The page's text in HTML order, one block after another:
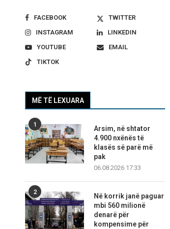
FACEBOOK
TWITTER
INSTAGRAM
LINKEDIN
YOUTUBE
EMAIL
TIKTOK
MË TË LEXUARA
1
Arsim, në shtator
4.900 nxënës të
klasës së parë më
pak
06.08.2026 17:33
2
Në korrik janë paguar
mbi 560 milionë
denarë për
kompensime për